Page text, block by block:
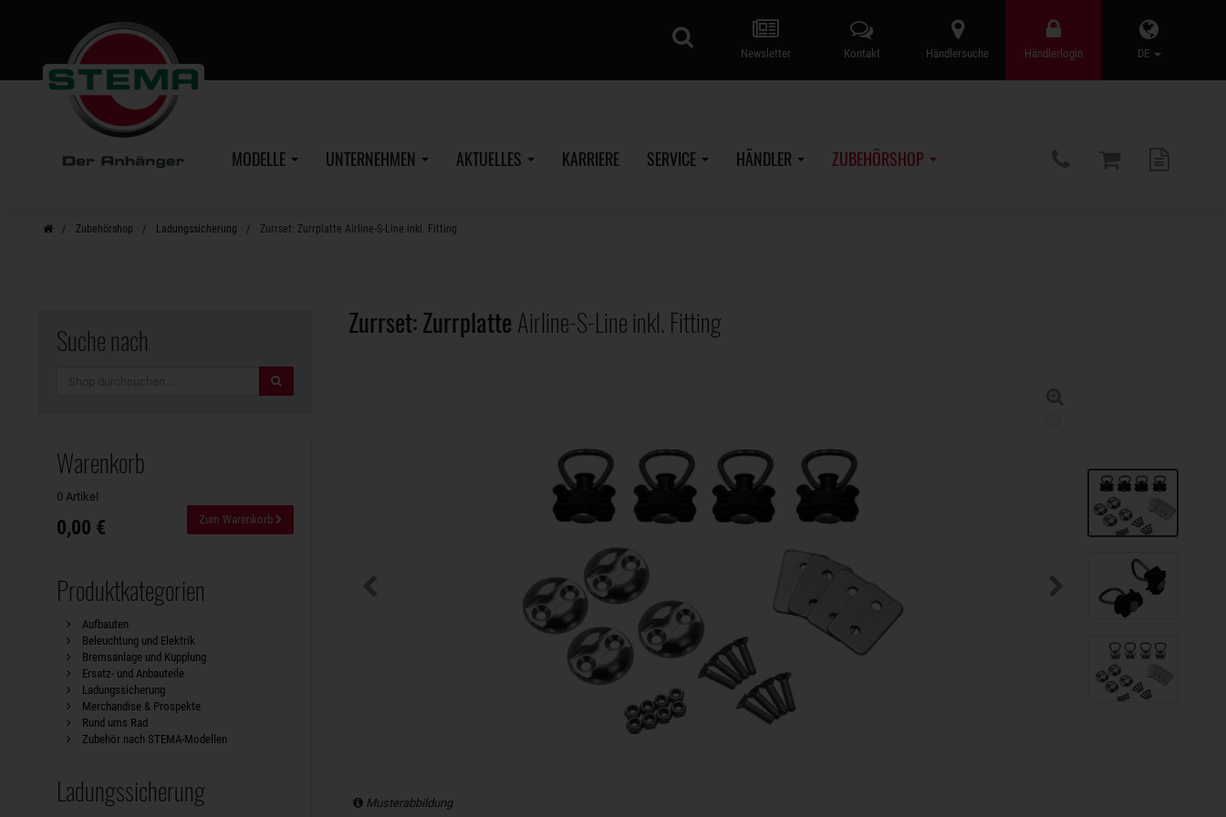
DE
Händlerlogin
Händlersuche
Kontakt
Newsletter
MODELLE UNTERNEHMEN AKTUELLES KARRIERE SERVICE HÄNDLER ZUBEHÖRSHOP
Zubehörshop Ladungssicherung Zurrset: Zurrplatte Airline-S-Line inkl. Fitting
Zurrset: Zurrplatte Airline-S-Line inkl. Fitting
Musterabbildung
Suche nach
Warenkorb
0 Artikel
0,00 € Zum Warenkorb
Produktkategorien
Aufbauten
Beleuchtung und Elektrik
Bremsanlage und Kupplung
Ersatz- und Anbauteile
Ladungssicherung
Merchandise & Prospekte
Rund ums Rad
Zubehör nach STEMA-Modellen
Ladungssicherung